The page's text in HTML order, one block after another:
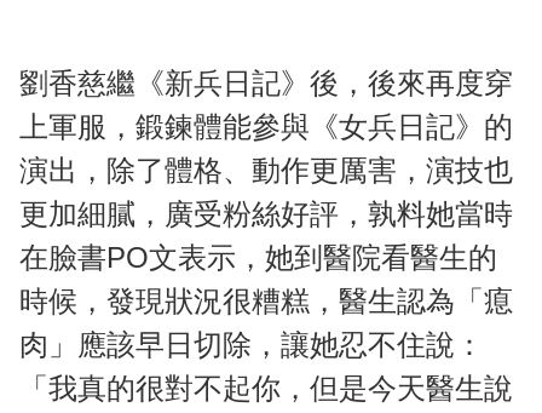
劉香慈繼《新兵日記》後，後來再度穿
上軍服，鍛鍊體能參與《女兵日記》的
演出，除了體格、動作更厲害，演技也
更加細膩，廣受粉絲好評，孰料她當時
在臉書PO文表示，她到醫院看醫生的
時候，發現狀況很糟糕，醫生認為「瘜
肉」應該早日切除，讓她忍不住說：
「我真的很對不起你，但是今天醫生說